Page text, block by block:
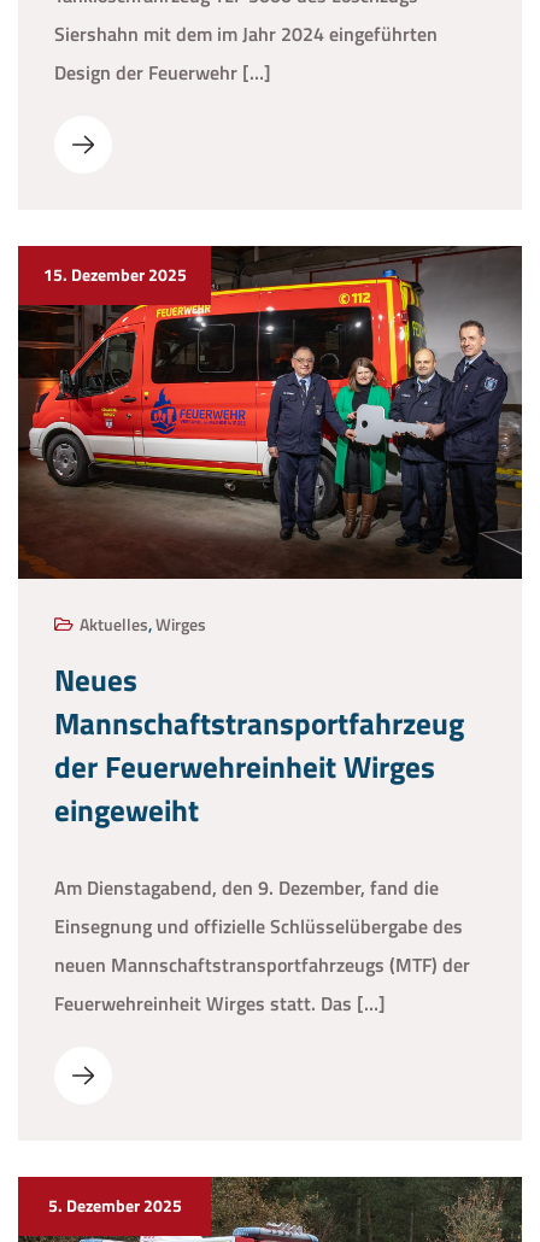
Siershahn mit dem im Jahr 2024 eingeführten
Design der Feuerwehr […]
15. Dezember 2025
Aktuelles,Wirges
Neues
Mannschaftstransportfahrzeug
der Feuerwehreinheit Wirges
eingeweiht
Am Dienstagabend, den 9. Dezember, fand die
Einsegnung und offizielle Schlüsselübergabe des
neuen Mannschaftstransportfahrzeugs (MTF) der
Feuerwehreinheit Wirges statt. Das […]
5. Dezember 2025